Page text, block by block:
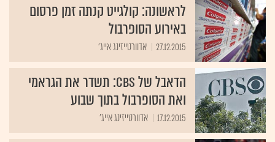
לראשונה: קולגייט קנתה זמן פרסום
באירוע הסופרבול
27.12.2015 אדוורטייזינג אייג'
הדאבל של CBS: תשדר את הגראמי
ואת הסופרבול בתוך שבוע
17.12.2015 אדוורטייזינג אייג'